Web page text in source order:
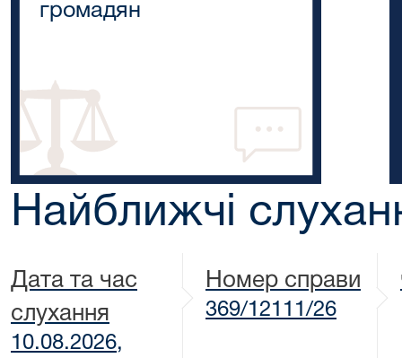
громадян
Найближчі
Дата та час
слухання
10.08.2026,
Номер справи
369/12111/26